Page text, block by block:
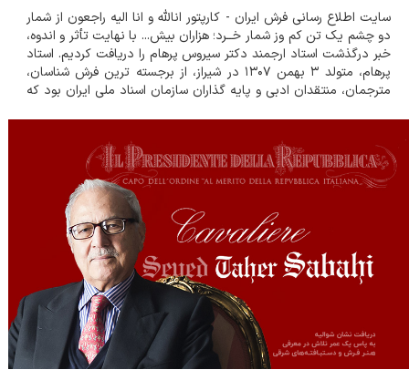
سایت اطلاع رسانی فرش ایران - کارپتور انالله و انا الیه راجعون از شمار
دو چشم یک تن کم وز شمار خــرد؛ هزاران بیش... با نهایت تأثر و اندوه،
خبر درگذشت استاد ارجمند دکتر سیروس پرهام را دریافت کردیم. استاد
پرهام، متولد ۳ بهمن ۱۳۰۷ در شیراز، از برجسته ترین فرش شناسان،
مترجمان، منتقدان ادبی و پایه گذاران سازمان اسناد ملی ایران بود که